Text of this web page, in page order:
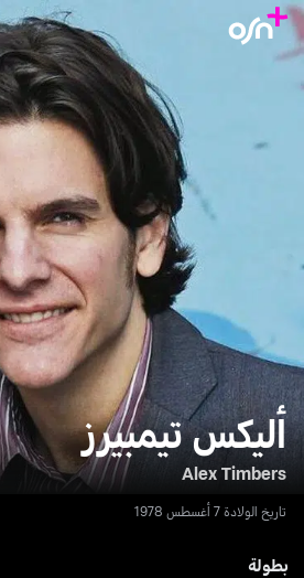
أليكس تيمبيرز
Alex Timbers
تاريخ الولادة 7 أغسطس 1978
بطولة